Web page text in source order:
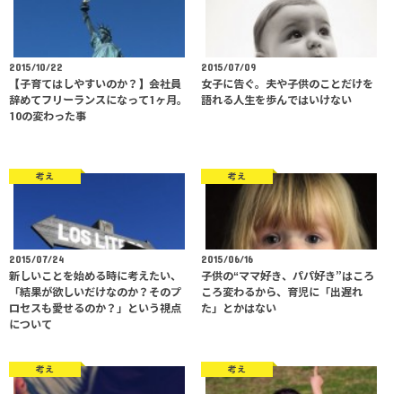
2015/10/22
【子育てはしやすいのか？】会社員
辞めてフリーランスになって1ヶ月。
10の変わった事
2015/07/09
女子に告ぐ。夫や子供のことだけを
語れる人生を歩んではいけない
2015/07/24
新しいことを始める時に考えたい、
「結果が欲しいだけなのか？そのプ
ロセスも愛せるのか？」という視点
について
考え
2015/06/16
子供の“ママ好き、パパ好き”はころ
ころ変わるから、育児に「出遅れ
た」とかはない
考え
考え 考え